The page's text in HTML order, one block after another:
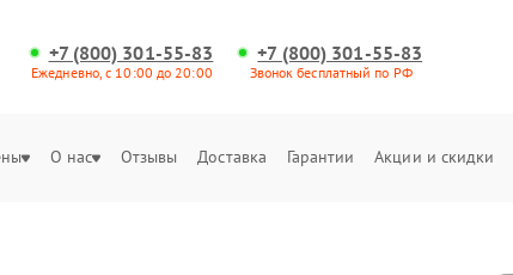
+7 (800) 301-55-83
Ежедневно, с 10:00 до 20:00
+7 (800) 301-55-83
Звонок бесплатный по РФ
О нас Отзывы Доставка Гарантии Акции и скидки